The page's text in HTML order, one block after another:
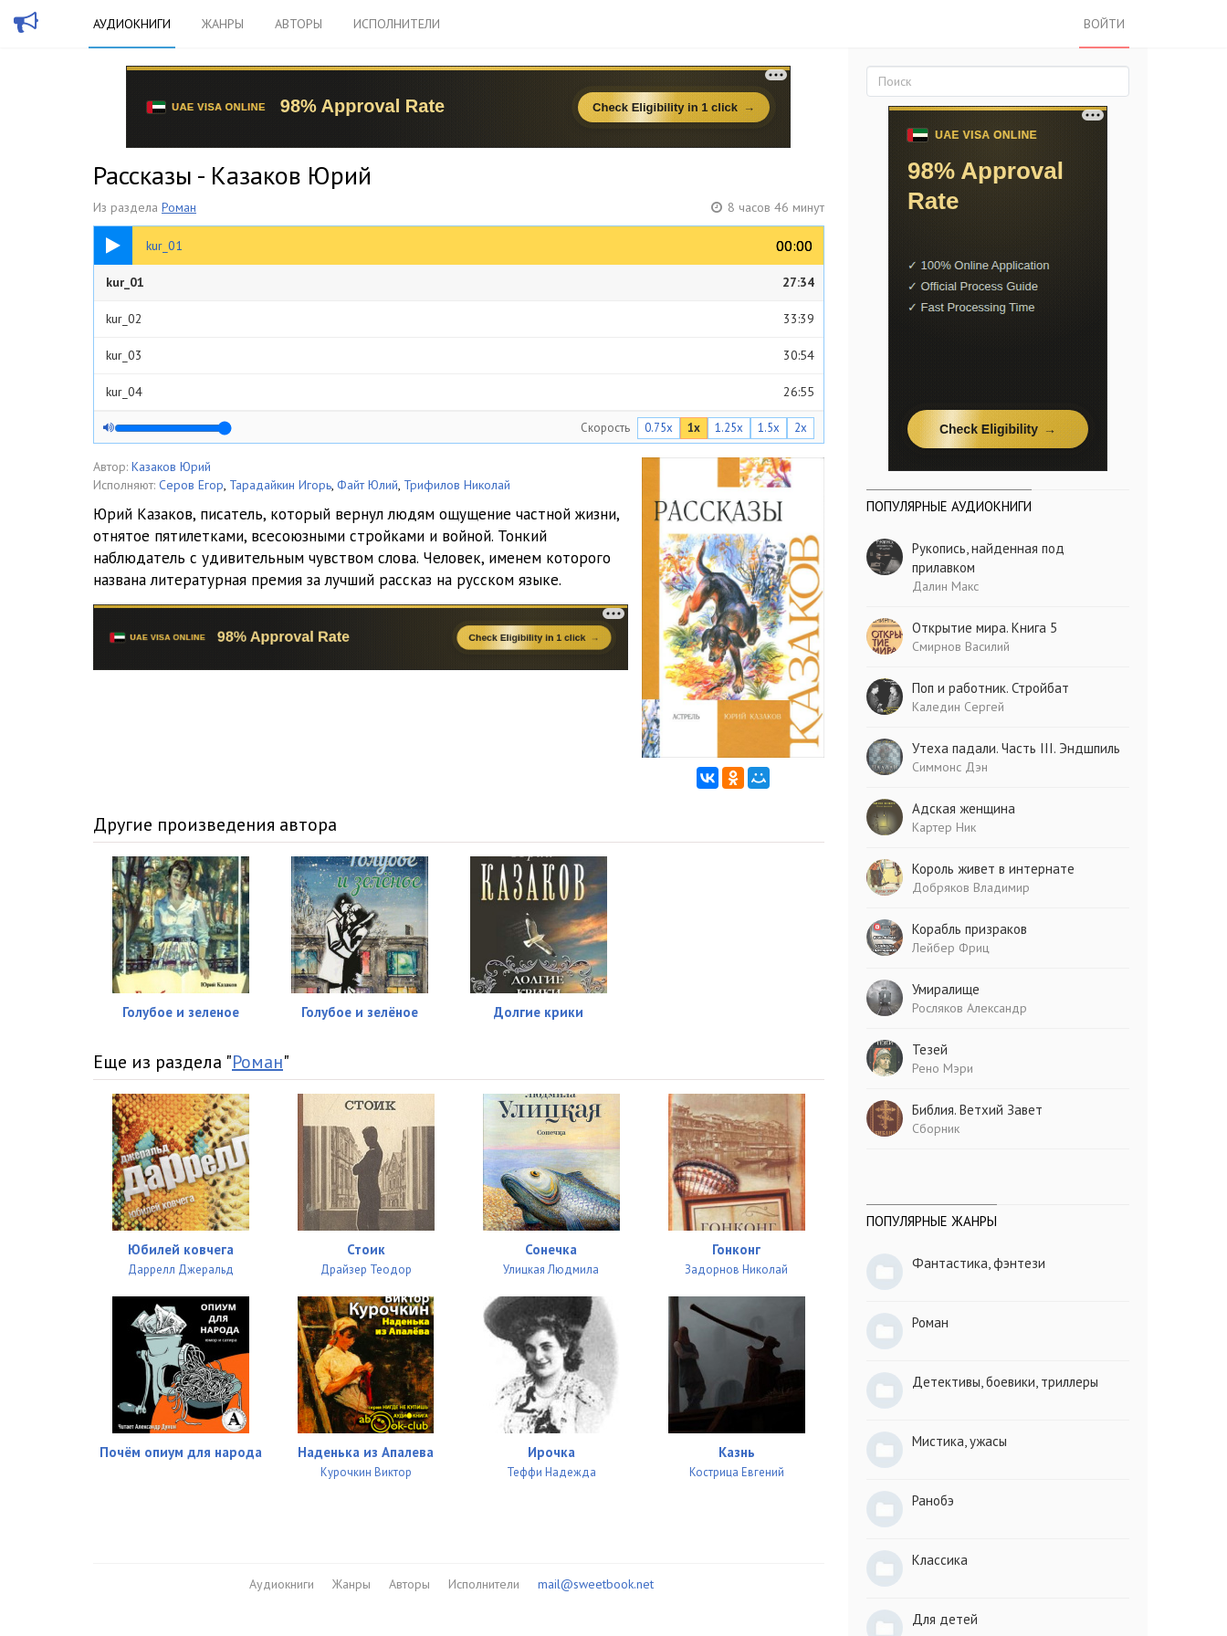
АУДИОКНИГИ ЖАНРЫ АВТОРЫ ИСПОЛНИТЕЛИ ВОЙТИ
Рассказы - Казаков Юрий
Из раздела Роман 8 часов 46 минут
kur_01 00:00
00:00
27:34
kur_01 27:34
kur_02 33:39
kur_03 30:54
kur_04 26:55
kur_05 19:30
kur_06 29:27
kur_08 37:21
kur_09 25:44
kur_10 31:47
kur_11 38:41
22:40
37:26
32:16
kur_16
kur_17
kur_18
Скорость 0.75x 1x 1.25x 1.5x 2x
Автор: Казаков Юрий
Исполняют: Серов Егор, Тарадайкин Игорь, Файт Юлий, Трифилов Николай
Юрий Казаков, писатель, который вернул людям ощущение частной жизни,
отнятое пятилетками, всесоюзными стройками и войной. Тонкий
наблюдатель с удивительным чувством слова. Человек, именем которого
названа литературная премия за лучший рассказ на русском языке.
Другие произведения автора
Голубое и зеленое Голубое и зелёное Долгие крики
Еще из раздела "Роман"
Юбилей ковчега
Даррелл Джеральд
Стоик
Драйзер Теодор
Сонечка
Улицкая Людмила
Гонконг
Задорнов Николай
Почём опиум для народа Наденька из Апалева
Курочкин Виктор
Ирочка
Теффи Надежда
Казнь
Кострица Евгений
Аудиокниги Жанры Авторы Исполнители mail@sweetbook.net
ПОПУЛЯРНЫЕ АУДИОКНИГИ
Рукопись, найденная под
прилавком
Далин Макс
Открытие мира. Книга 5
Смирнов Василий
Поп и работник. Стройбат
Каледин Сергей
Утеха падали. Часть III. Эндшпиль
Симмонс Дэн
Адская женщина
Картер Ник
Король живет в интернате
Добряков Владимир
Корабль призраков
Лейбер Фриц
Умиралище
Росляков Александр
Тезей
Рено Мэри
Библия. Ветхий Завет
Сборник
ПОПУЛЯРНЫЕ ЖАНРЫ
Фантастика, фэнтези
Роман
Детективы, боевики, триллеры
Мистика, ужасы
Ранобэ
Классика
Для детей